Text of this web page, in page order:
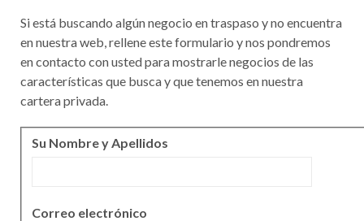
Si está buscando algún negocio en traspaso y no encuentra
en nuestra web, rellene este formulario y nos pondremos
en contacto con usted para mostrarle negocios de las
características que busca y que tenemos en nuestra
cartera privada.
Su Nombre y Apellidos
Correo electrónico